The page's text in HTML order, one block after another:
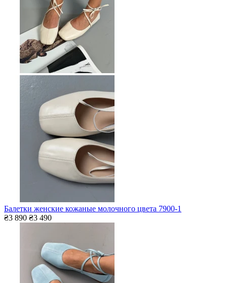
Балетки женские кожаные молочного цвета 7900-1
₴3 890 ₴3 490